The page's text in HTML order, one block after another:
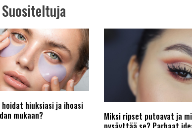
Suositeltuja
hoidat hiuksiasi ja ihoasi
mukaan?
Miksi ripset putoavat ja